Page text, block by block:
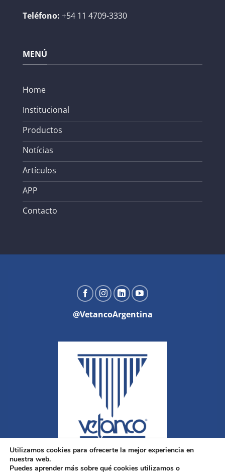
Teléfono: +54 11 4709-3330
MENÚ
Home
Institucional
Productos
Notícias
Artículos
APP
Contacto
@VetancoArgentina
Utilizamos cookies para ofrecerte la mejor experiencia en
nuestra web.
Puedes aprender más sobre qué cookies utilizamos o